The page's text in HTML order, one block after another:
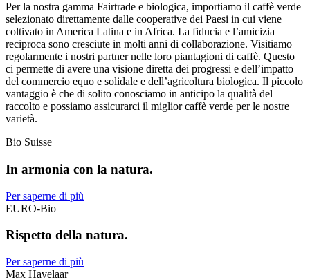
Per la nostra gamma Fairtrade e biologica, importiamo il caffè verde
selezionato direttamente dalle cooperative dei Paesi in cui viene
coltivato in America Latina e in Africa. La fiducia e l’amicizia
reciproca sono cresciute in molti anni di collaborazione. Visitiamo
regolarmente i nostri partner nelle loro piantagioni di caffè. Questo
ci permette di avere una visione diretta dei progressi e dell’impatto
del commercio equo e solidale e dell’agricoltura biologica. Il piccolo
vantaggio è che di solito conosciamo in anticipo la qualità del
raccolto e possiamo assicurarci il miglior caffè verde per le nostre
varietà.
Bio Suisse
In armonia con la natura.
Per saperne di più
EURO-Bio
Rispetto della natura.
Per saperne di più
Max Havelaar